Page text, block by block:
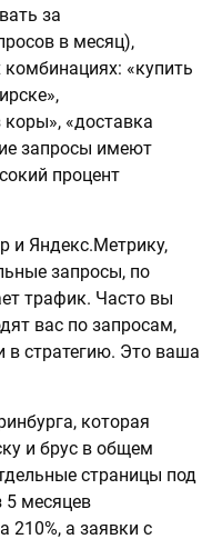
за
в месяц),
«купить
«доставка
запросы имеют
процент
и Яндекс.Метрику,
запросы, по
трафик. Часто вы
вас по запросам,
стратегию. Это ваша
которая
и брус в общем
страницы под
5 месяцев
210%, а заявки с